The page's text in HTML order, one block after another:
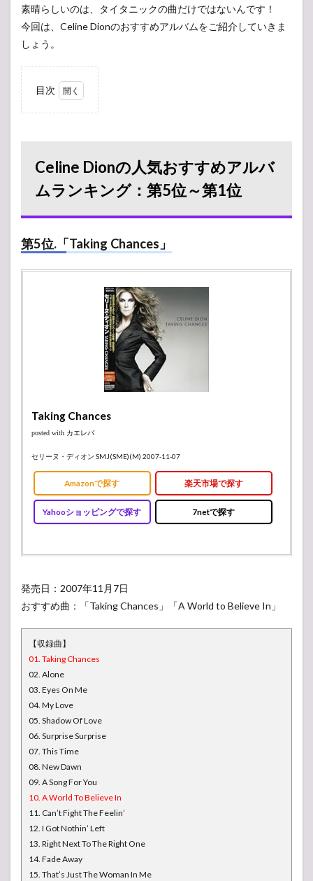
素晴らしいのは、タイタニックの曲だけではないんです！
今回は、Celine Dionのおすすめアルバムをご紹介していきま
しょう。
目次
気お
すす
めア
ルバ
グ：
～第1
公式
の音
信サ
ービ
Celine Dionの人気おすすめアルバ
ムランキング：第5位～第1位
第5位.「Taking Chances」
Taking Chances
posted with カエレバ
セリーヌ・ディオン SMJ(SME)(M) 2007-11-07
Amazonで探す 楽天市場で探す
Yahooショッピングで探す 7netで探す
発売日：2007年11月7日
おすすめ曲：「Taking Chances」「A World to Believe In」
【収録曲】
01. Taking Chances
02. Alone
03. Eyes On Me
04. My Love
05. Shadow Of Love
06. Surprise Surprise
07. This Time
08. New Dawn
09. A Song For You
10. A World To Believe In
11. Can’t Fight The Feelin’
12. I Got Nothin’ Left
13. Right Next To The Right One
14. Fade Away
15. That’s Just The Woman In Me